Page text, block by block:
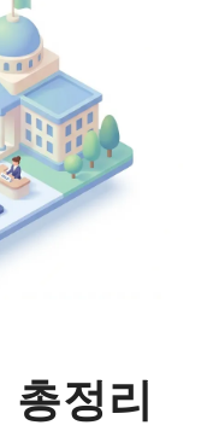
총정리